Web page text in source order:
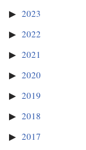
2023
2022
2021
2020
2019
2018
2017